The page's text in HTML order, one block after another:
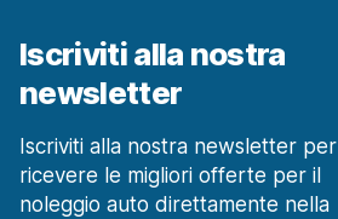
Iscriviti alla nostra
newsletter
Iscriviti alla nostra newsletter per
ricevere le migliori offerte per il
noleggio auto direttamente nella